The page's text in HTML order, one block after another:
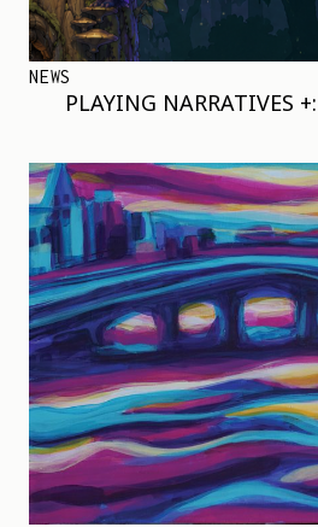
NEWS
PLAYING NARRATIVES